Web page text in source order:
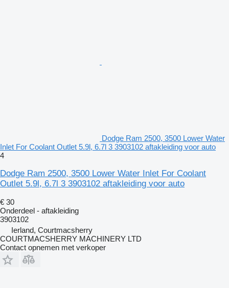
Dodge Ram 2500, 3500 Lower Water
Inlet For Coolant Outlet 5.9l, 6.7l 3 3903102 aftakleiding voor auto
4
Dodge Ram 2500, 3500 Lower Water Inlet For Coolant
Outlet 5.9l, 6.7l 3 3903102 aftakleiding voor auto
€ 30
Onderdeel - aftakleiding
3903102
Ierland, Courtmacsherry
COURTMACSHERRY MACHINERY LTD
Contact opnemen met verkoper